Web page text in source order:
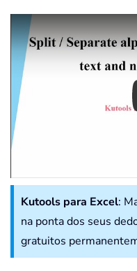
Kutools para Excel:
na ponta dos seus
gratuitos